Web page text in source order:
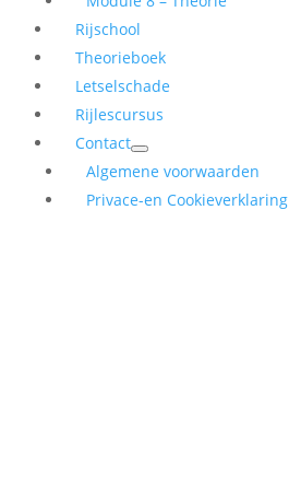
Rijschool
Theorieboek
Letselschade
Rijlescursus
Contact
Algemene voorwaarden
Privace-en Cookieverklaring